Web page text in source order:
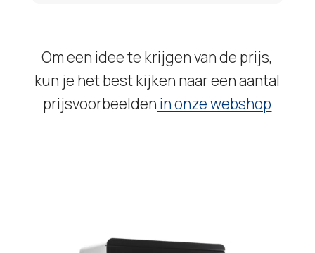
Om een idee te krijgen van de prijs,
kun je het best kijken naar een aantal
prijsvoorbeelden in onze webshop